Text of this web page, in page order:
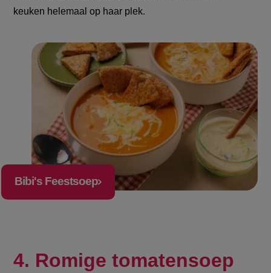
keuken helemaal op haar plek.
Bibi's Feestsoep
4. Romige tomatensoep